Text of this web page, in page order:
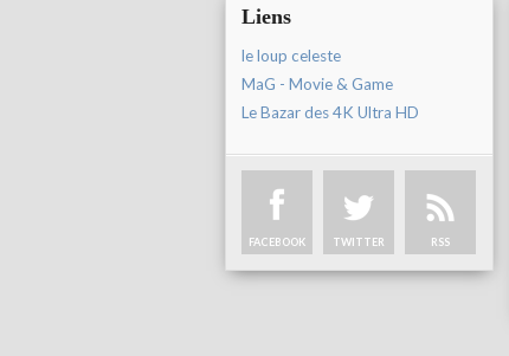
Liens
le loup celeste
MaG - Movie & Game
Le Bazar des 4K Ultra HD
FACEBOOK TWITTER RSS